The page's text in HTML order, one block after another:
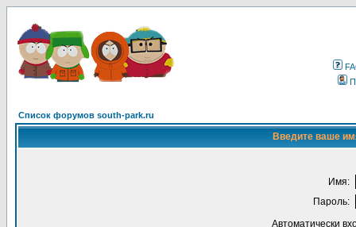
Список форумов south-park.ru
Введите ваше
Имя:
Пароль:
Автоматически